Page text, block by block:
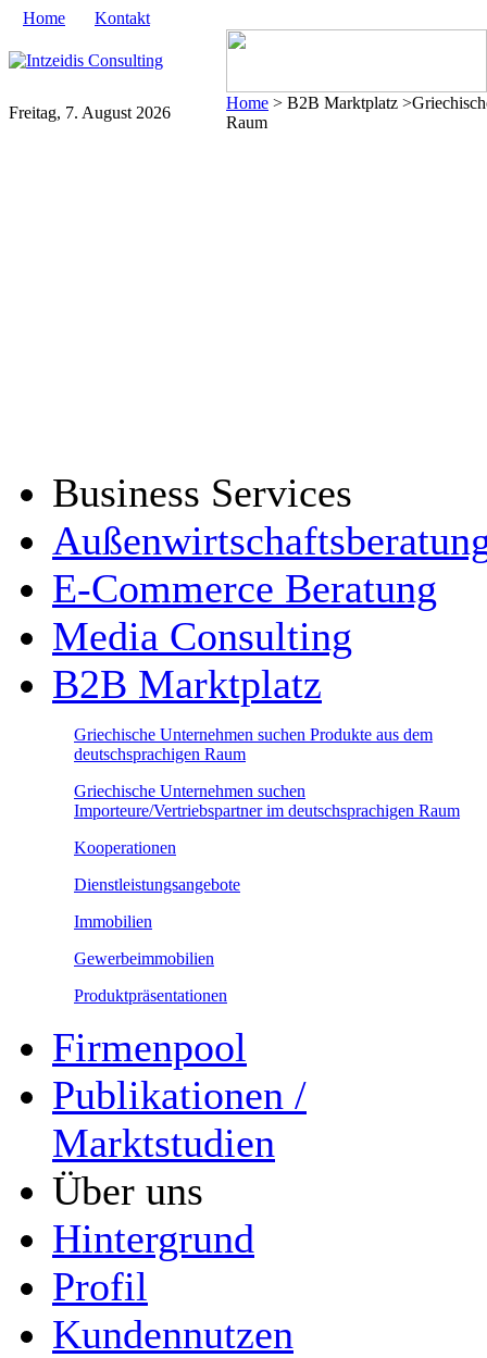
Home Kontakt
Freitag, 7. August 2026
Home > B2B Marktplatz
Raum
Business Services
E-Commerce Beratung
Media Consulting
B2B Marktplatz
Griechische Unternehmen suchen Produkte aus dem
deutschsprachigen Raum
Griechische Unternehmen suchen
Importeure/Vertriebspartner im deutschsprachigen Raum
Kooperationen
Dienstleistungsangebote
Immobilien
Gewerbeimmobilien
Produktpräsentationen
Firmenpool
Publikationen /
Marktstudien
Über uns
Hintergrund
Profil
Kundennutzen